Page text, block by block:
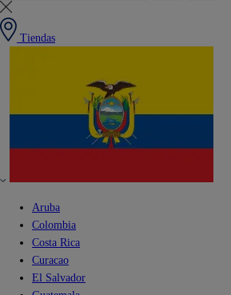
Tiendas
Aruba
Colombia
Costa Rica
Curacao
El Salvador